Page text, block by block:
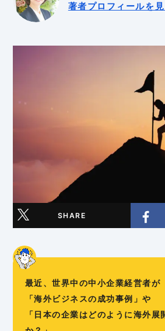
著者プロフィールを見
SHARE
最近、世界中の中小企業経営者が
「海外ビジネスの成功事例」や
「日本の企業はどのように海外展